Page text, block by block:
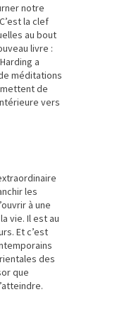
notre
la clef
au bout
livre :
a
méditations
de
vers
les
à une
vie. Il est au
Et c’est
des
que